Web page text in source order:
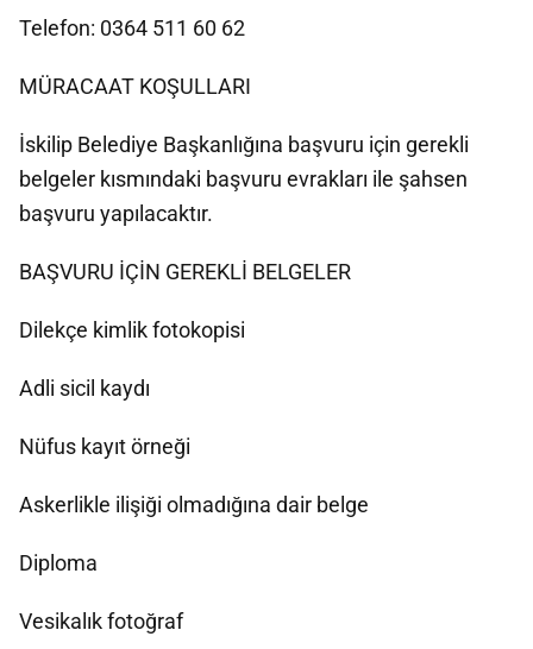
Telefon: 0364 511 60 62
MÜRACAAT KOŞULLARI
İskilip Belediye Başkanlığına başvuru için gerekli
belgeler kısmındaki başvuru evrakları ile şahsen
başvuru yapılacaktır.
BAŞVURU İÇİN GEREKLİ BELGELER
Dilekçe kimlik fotokopisi
Adli sicil kaydı
Nüfus kayıt örneği
Askerlikle ilişiği olmadığına dair belge
Diploma
Vesikalık fotoğraf